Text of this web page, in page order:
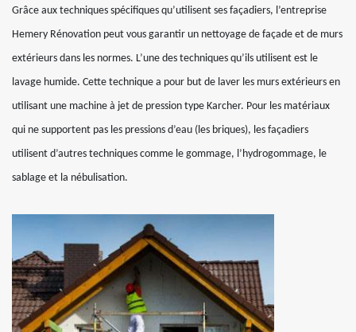
Grâce aux techniques spécifiques qu’utilisent ses façadiers, l’entreprise
Hemery Rénovation peut vous garantir un nettoyage de façade et de murs
extérieurs dans les normes. L’une des techniques qu’ils utilisent est le
lavage humide. Cette technique a pour but de laver les murs extérieurs en
utilisant une machine à jet de pression type Karcher. Pour les matériaux
qui ne supportent pas les pressions d’eau (les briques), les façadiers
utilisent d’autres techniques comme le gommage, l’hydrogommage, le
sablage et la nébulisation.